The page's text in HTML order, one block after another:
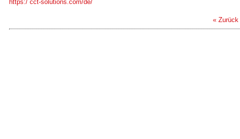
https:/ cct-solutions.com/de/
« Zurück